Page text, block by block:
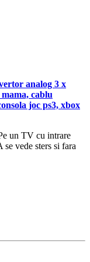
analog 3 x
cablu
joc ps3, xbox
un TV cu intrare
vede sters si fara